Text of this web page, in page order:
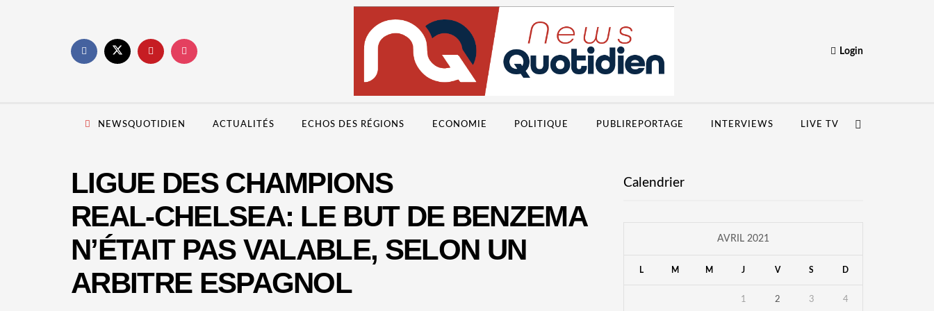
Login
NEWSQUOTIDIEN ACTUALITÉS ECHOS DES RÉGIONS ECONOMIE POLITIQUE PUBLIREPORTAGE INTERVIEWS LIVE TV
LIGUE DES CHAMPIONS
REAL-CHELSEA: LE BUT DE BENZEMA
N’ÉTAIT PAS VALABLE, SELON UN
ARBITRE ESPAGNOL
Calendrier
AVRIL 2021
L M M J V S D
1 2 3 4